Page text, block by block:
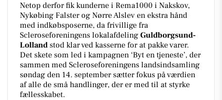
Netop derfor fik kunderne i Rema1000 i Nakskov,
Nykøbing Falster og Nørre Alslev en ekstra hånd
med indkøbsposerne, da frivillige fra
Scleroseforeningens lokalafdeling Guldborgsund-
Lolland stod klar ved kasserne for at pakke varer.
Det skete som led i kampagnen ‘Byt en tjeneste’, der
sammen med Scleroseforeningens landsindsamling
søndag den 14. september sætter fokus på værdien
af alle de små handlinger, der er med til at styrke
fællesskabet.